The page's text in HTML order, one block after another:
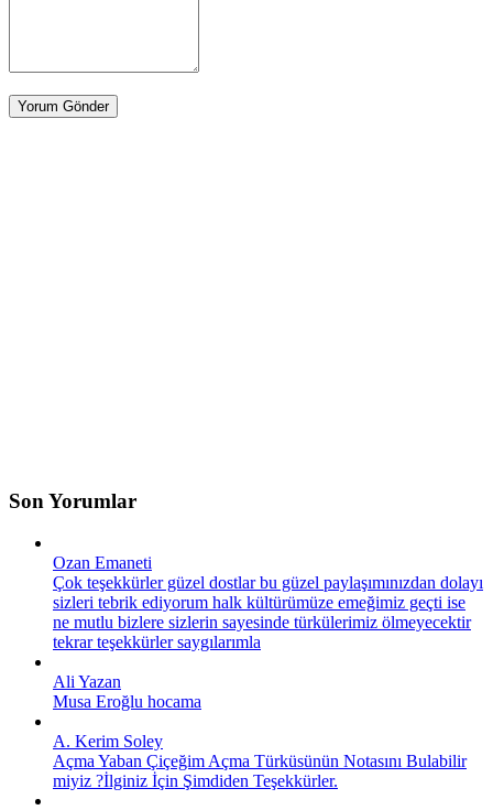
Son Yorumlar
Ozan Emaneti
Çok teşekkürler güzel dostlar bu güzel paylaşımınızdan dolayı
sizleri tebrik ediyorum halk kültürümüze emeğimiz geçti ise
ne mutlu bizlere sizlerin sayesinde türkülerimiz ölmeyecektir
tekrar teşekkürler saygılarımla
Ali Yazan
Musa Eroğlu hocama
A. Kerim Soley
Açma Yaban Çiçeğim Açma Türküsünün Notasını Bulabilir
miyiz ?İlginiz İçin Şimdiden Teşekkürler.